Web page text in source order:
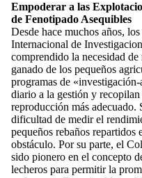
Empoderar a las
de Fenotipado Asequibles
Desde hace muchos años,
Internacional de
comprendido la necesidad
ganado de los pequeños
programas de
diario a la gestión y
reproducción más adecuado.
dificultad de medir el
pequeños rebaños repartidos
obstáculo. Por su parte, el
sido pionero en el concepto
lecheros para permitir la